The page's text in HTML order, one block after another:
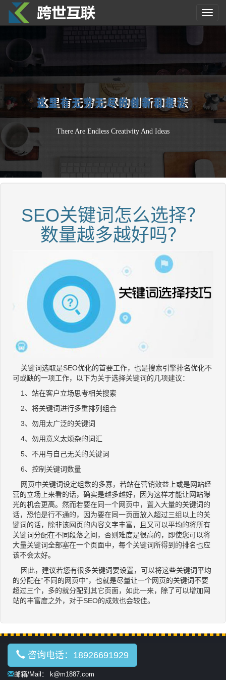
这里有无穷无尽的创新和想法
There Are Endless Creativity And Ideas
SEO关键词怎么选择？
数量越多越好吗？
关键词选取是SEO优化的首要工作，也是搜索引擎排名优化不
可或缺的一项工作，以下为关于选择关键词的几项建议：
1、站在客户立场思考相关搜索
2、将关键词进行多重排列组合
3、勿用太广泛的关键词
4、勿用意义太烦杂的词汇
5、不用与自己无关的关键词
6、控制关键词数量
网页中关键词设定组数的多寡，若站在营销效益上或是网站经
营的立场上来看的话，确实是越多越好，因为这样才能让网站曝
光的机会更高。然而若要在同一个网页中，置入大量的关键词的
话，恐怕是行不通的，因为要在同一页面放入超过三组以上的关
键词的话，除非该网页的内容文字丰富，且又可以平均的将所有
关键词分配在不同段落之间，否则难度是很高的，即使您可以将
大量关键词全部塞在一个页面中，每个关键词所得到的排名也应
该不会太好。
因此，建议若您有很多关键词要设置，可以将这些关键词平均
的分配在“不同的网页中”，也就是尽量让一个网页的关键词不要
超过三个，多的就分配到其它页面，如此一来，除了可以增加网
站的丰富度之外，对于SEO的成效也会较佳。
咨询电话：18926691929
邮箱/Mail： k@m1887.com